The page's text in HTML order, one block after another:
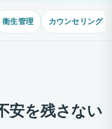
衛生管理 カウンセリング
安を残さない